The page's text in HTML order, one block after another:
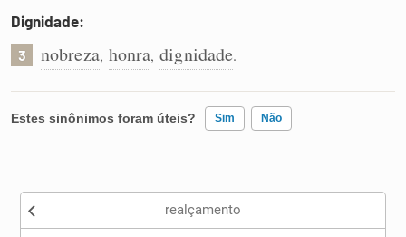
Dicionário
Sinônimos
Dignidade:
3 nobreza, honra, dignidade.
Estes sinônimos foram úteis? Sim Não
Nenhum dos sinônimos apresentados me ajudou
realçamento